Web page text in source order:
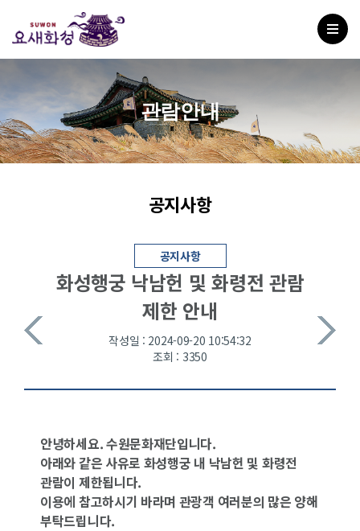
관람안내
공지사항
공지사항
화성행궁 낙남헌 및 화령전 관람
제한 안내
작성일 : 2024-09-20 10:54:32
조회 : 3350
안녕하세요. 수원문화재단입니다.
아래와 같은 사유로 화성행궁 내 낙남헌 및 화령전
관람이 제한됩니다.
이용에 참고하시기 바라며 관광객 여러분의 많은 양해
부탁드립니다.